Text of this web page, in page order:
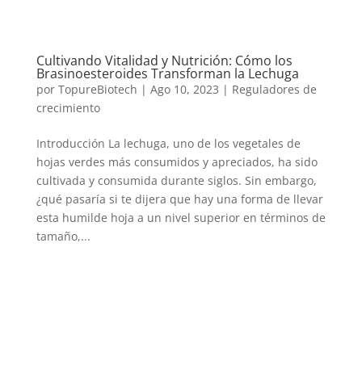
Cultivando Vitalidad y Nutrición: Cómo los
Brasinoesteroides Transforman la Lechuga
por TopureBiotech | Ago 10, 2023 | Reguladores de
crecimiento
Introducción La lechuga, uno de los vegetales de
hojas verdes más consumidos y apreciados, ha sido
cultivada y consumida durante siglos. Sin embargo,
¿qué pasaría si te dijera que hay una forma de llevar
esta humilde hoja a un nivel superior en términos de
tamaño,...